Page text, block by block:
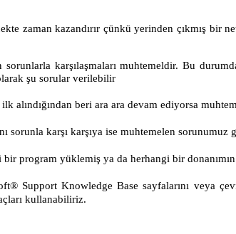
zaman kazandırır çünkü yerinden çıkmış bir
karşılaşmaları muhtemeldir. Bu
şu sorular verilebilir
beri ara ara devam ediyorsa
sorunla karşı karşıya ise muhtemelen
bir program yüklemiş ya da herhangi bir
Support Knowledge Base sayfalarını veya
kullanabiliriz.